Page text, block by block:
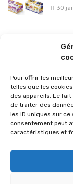
Pour offrir les
telles que les
des appareils. Le
de traiter des
les ID uniques sur
consentement peut
caractéristiques et
30